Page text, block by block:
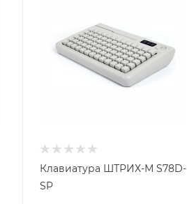
Клавиатура ШТРИХ-М S78D-
SP